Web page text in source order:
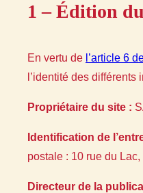
1 – Édition
En vertu de l’article 6
l’identité des
Propriétaire du site :
Identification de
postale : 10 rue du
Directeur de la